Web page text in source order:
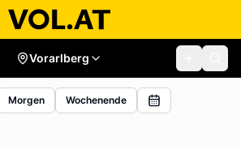
Vorarlberg
Morgen Wochenende